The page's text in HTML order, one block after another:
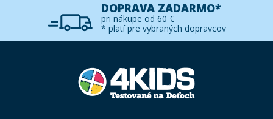
DOPRAVA ZADARMO*
pri nákupe od 60 €
* platí pre vybraných dopravcov